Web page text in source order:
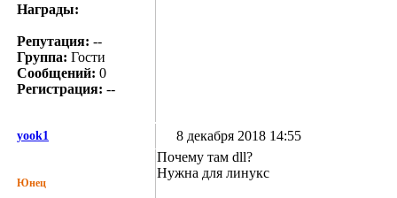
Награды:
Репутация: --
Группа: Гости
Сообщений: 0
Регистрация: --
yook1 8 декабря 2018 14:55
Юнец
Почему там dll?
Нужна для линукс